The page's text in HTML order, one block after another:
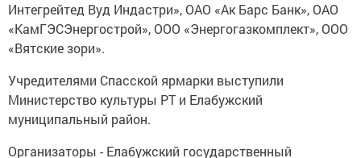
Интегрейтед Вуд Индастри», ОАО «Ак Барс Банк», ОАО
«КамГЭСЭнергострой», ООО «Энергогазкомплект», ООО
«Вятские зори».
Учредителями Спасской ярмарки выступили
Министерство культуры РТ и Елабужский
муниципальный район.
Организаторы - Елабужский государственный